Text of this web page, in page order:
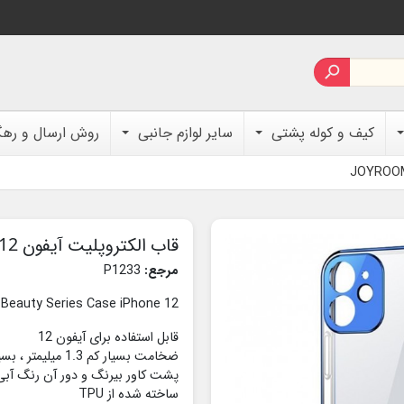

کیف و کوله پشتی سایر لوازم جانبی روش ارسال و
قاب الکتروپلیت آیفون 12 مدل JR-BP742 برند JOYROOM
مرجع:
Series Case iPhone 12
قابل استفاده برای آیفون 12
ضخامت بسیار کم 1.3 میلیمتر ، بسیار سبک
پشت کاور بیرنگ و دور آن رنگ
ساخته شده از TPU